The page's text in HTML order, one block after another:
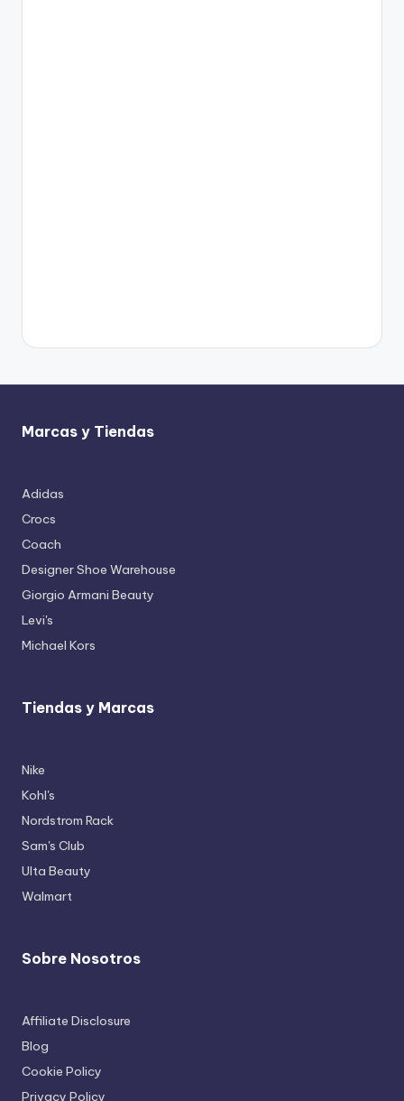
Marcas y Tiendas
Adidas
Crocs
Coach
Designer Shoe Warehouse
Giorgio Armani Beauty
Levi's
Michael Kors
Tiendas y Marcas
Nike
Kohl's
Nordstrom Rack
Sam's Club
Ulta Beauty
Walmart
Sobre Nosotros
Affiliate Disclosure
Blog
Cookie Policy
Privacy Policy